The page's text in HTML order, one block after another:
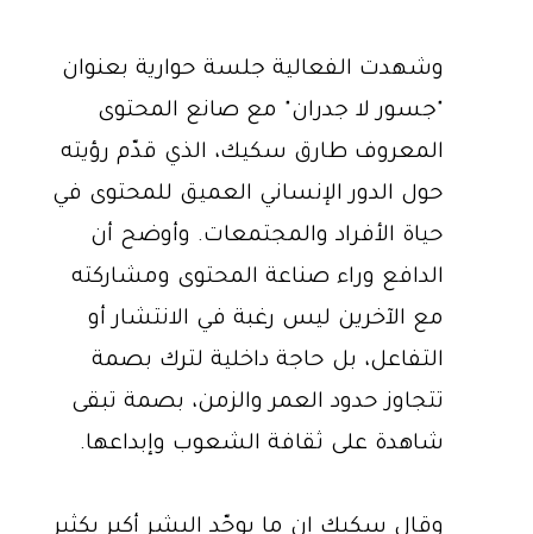
وشهدت الفعالية جلسة حوارية بعنوان
"جسور لا جدران" مع صانع المحتوى
المعروف طارق سكيك، الذي قدّم رؤيته
حول الدور الإنساني العميق للمحتوى في
حياة الأفراد والمجتمعات. وأوضح أن
الدافع وراء صناعة المحتوى ومشاركته
مع الآخرين ليس رغبة في الانتشار أو
التفاعل، بل حاجة داخلية لترك بصمة
تتجاوز حدود العمر والزمن، بصمة تبقى
شاهدة على ثقافة الشعوب وإبداعها.
وقال سكيك إن ما يوحّد البشر أكبر بكثير